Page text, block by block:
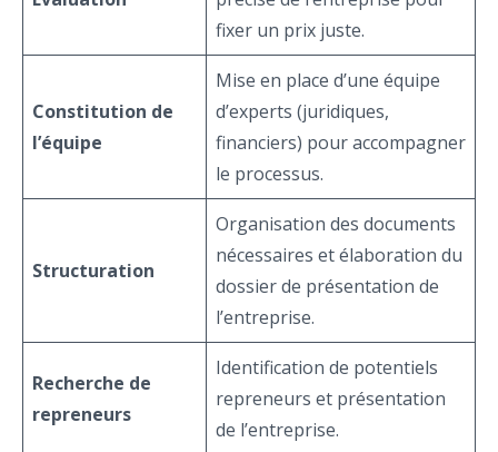
fixer un prix juste.
Constitution de
l’équipe
Mise en place d’une équipe
d’experts (juridiques,
financiers) pour accompagner
le processus.
Structuration
Organisation des documents
nécessaires et élaboration du
dossier de présentation de
l’entreprise.
Recherche de
repreneurs
Identification de potentiels
repreneurs et présentation
de l’entreprise.